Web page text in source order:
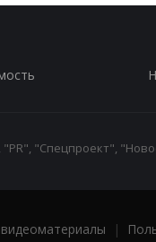
"Спецпроект",
|